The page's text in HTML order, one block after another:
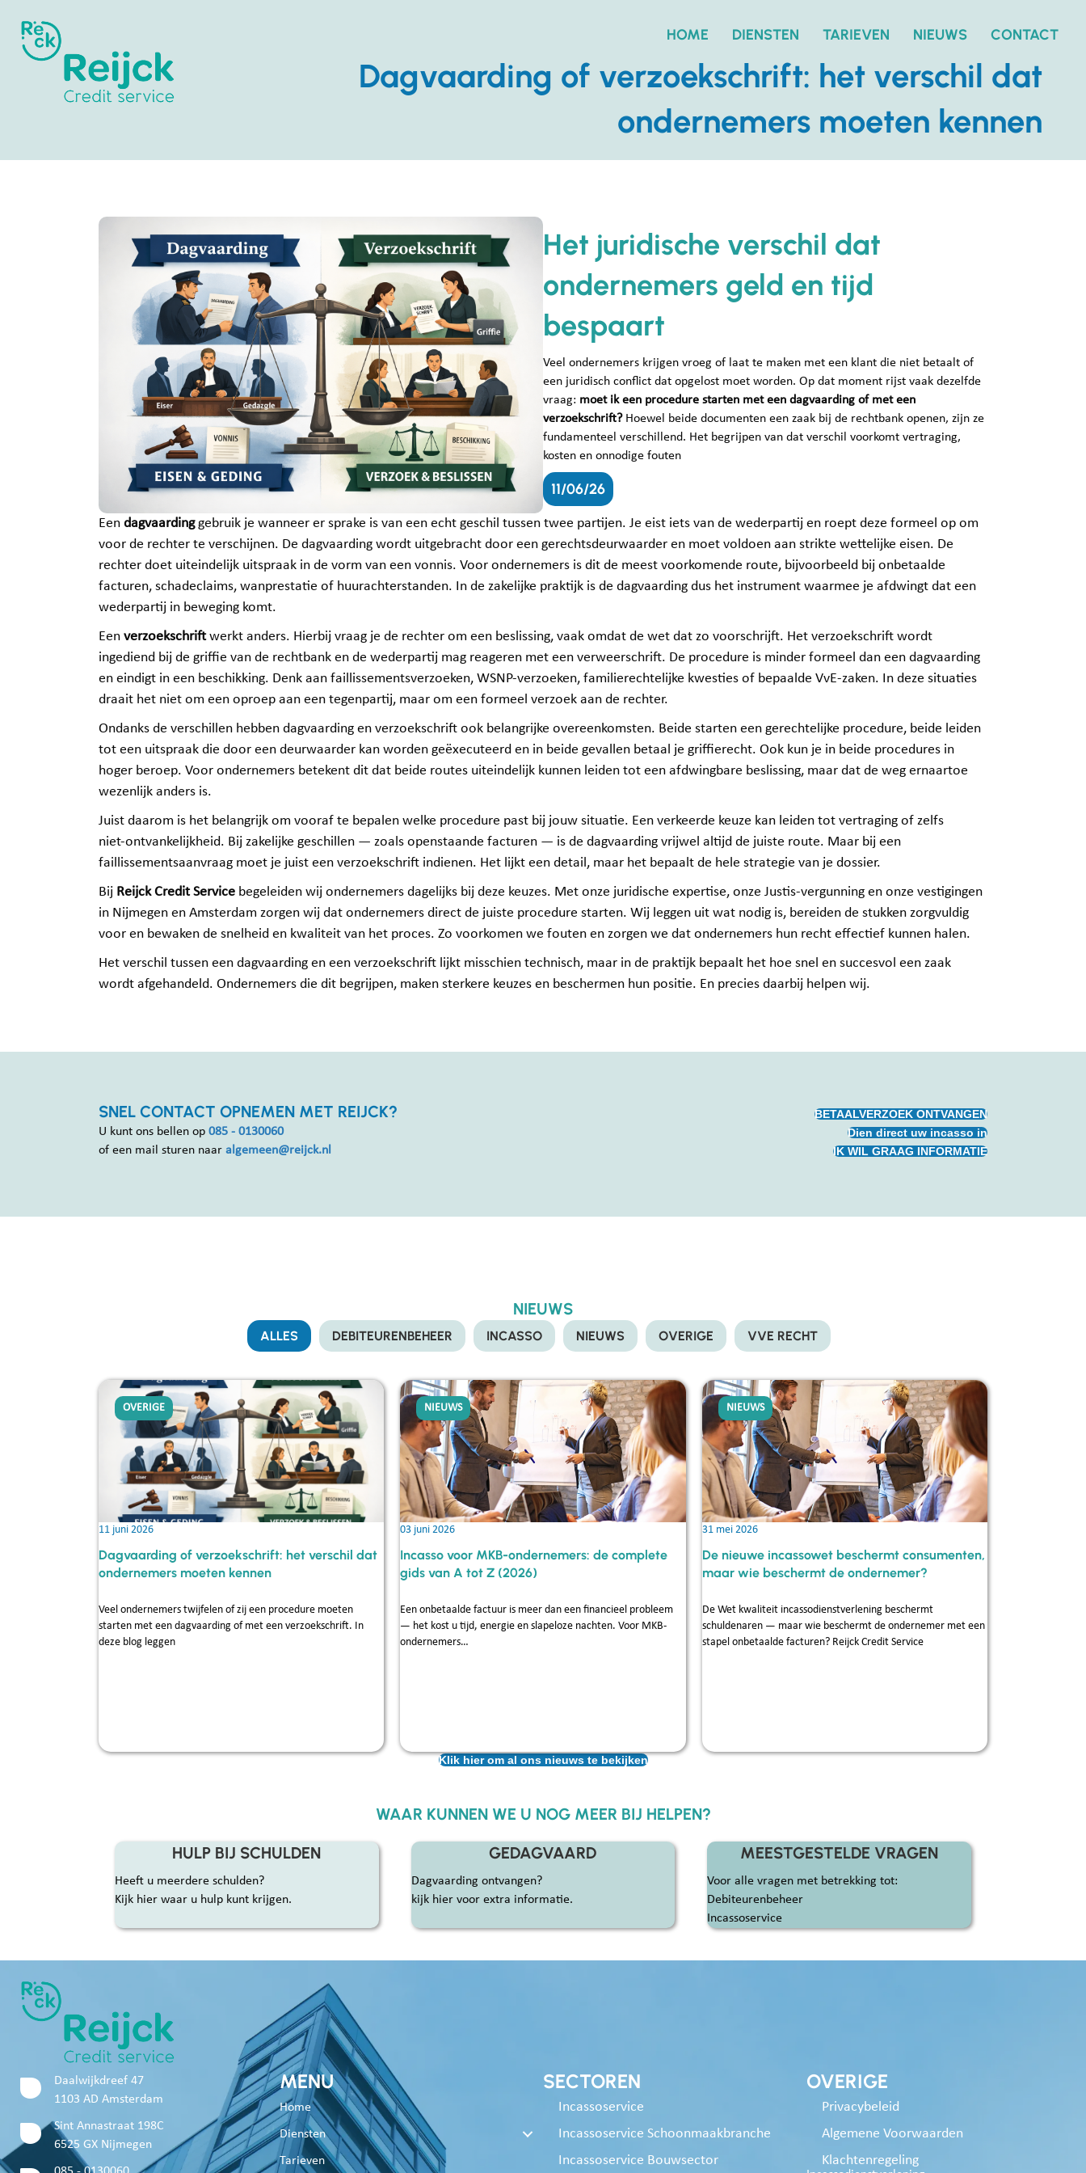
HOME DIENSTEN TARIEVEN NIEUWS CONTACT
Dagvaarding of verzoekschrift: het verschil dat
ondernemers moeten kennen
Het juridische verschil dat
ondernemers geld en tijd
bespaart
Veel ondernemers krijgen vroeg of laat te maken met een klant die niet betaalt of
een juridisch conflict dat opgelost moet worden. Op dat moment rijst vaak dezelfde
vraag: moet ik een procedure starten met een dagvaarding of met een
verzoekschrift?Hoewel beide documenten een zaak bij de rechtbank openen, zijn ze
fundamenteel verschillend. Het begrijpen van dat verschil voorkomt vertraging,
kosten en onnodige fouten
11/06/26
Een dagvaardinggebruik je wanneer er sprake is van een echt geschil tussen twee partijen. Je eist iets van de wederpartij en roept deze formeel op om
voor de rechter te verschijnen. De dagvaarding wordt uitgebracht door een gerechtsdeurwaarder en moet voldoen aan strikte wettelijke eisen. De
rechter doet uiteindelijk uitspraak in de vorm van een vonnis. Voor ondernemers is dit de meest voorkomende route, bijvoorbeeld bij onbetaalde
facturen, schadeclaims, wanprestatie of huurachterstanden. In de zakelijke praktijk is de dagvaarding dus het instrument waarmee je afdwingt dat een
wederpartij in beweging komt.
Een verzoekschriftwerkt anders. Hierbij vraag je de rechter om een beslissing, vaak omdat de wet dat zo voorschrijft. Het verzoekschrift wordt
ingediend bij de griffie van de rechtbank en de wederpartij mag reageren met een verweerschrift. De procedure is minder formeel dan een dagvaarding
en eindigt in een beschikking. Denk aan faillissementsverzoeken, WSNP‑verzoeken, familierechtelijke kwesties of bepaalde VvE‑zaken. In deze situaties
draait het niet om een oproep aan een tegenpartij, maar om een formeel verzoek aan de rechter.
Ondanks de verschillen hebben dagvaarding en verzoekschrift ook belangrijke overeenkomsten. Beide starten een gerechtelijke procedure, beide leiden
tot een uitspraak die door een deurwaarder kan worden geëxecuteerd en in beide gevallen betaal je griffierecht. Ook kun je in beide procedures in
hoger beroep. Voor ondernemers betekent dit dat beide routes uiteindelijk kunnen leiden tot een afdwingbare beslissing, maar dat de weg ernaartoe
wezenlijk anders is.
Juist daarom is het belangrijk om vooraf te bepalen welke procedure past bij jouw situatie. Een verkeerde keuze kan leiden tot vertraging of zelfs
niet‑ontvankelijkheid. Bij zakelijke geschillen — zoals openstaande facturen — is de dagvaarding vrijwel altijd de juiste route. Maar bij een
faillissementsaanvraag moet je juist een verzoekschrift indienen. Het lijkt een detail, maar het bepaalt de hele strategie van je dossier.
Bij Reijck Credit Service begeleiden wij ondernemers dagelijks bij deze keuzes. Met onze juridische expertise, onze Justis‑vergunning en onze vestigingen
in Nijmegen en Amsterdam zorgen wij dat ondernemers direct de juiste procedure starten. Wij leggen uit wat nodig is, bereiden de stukken zorgvuldig
voor en bewaken de snelheid en kwaliteit van het proces. Zo voorkomen we fouten en zorgen we dat ondernemers hun recht effectief kunnen halen.
Het verschil tussen een dagvaarding en een verzoekschrift lijkt misschien technisch, maar in de praktijk bepaalt het hoe snel en succesvol een zaak
wordt afgehandeld. Ondernemers die dit begrijpen, maken sterkere keuzes en beschermen hun positie. En precies daarbij helpen wij.
SNEL CONTACT OPNEMEN MET REIJCK?
U kunt ons bellen op 085 - 0130060
of een mail sturen naar algemeen@reijck.nl
BETAALVERZOEK ONTVANGEN
Dien direct uw incasso in
IK WIL GRAAG INFORMATIE
NIEUWS
ALLES DEBITEURENBEHEER INCASSO NIEUWS OVERIGE VVE RECHT
OVERIGE
11 juni 2026
Dagvaarding of verzoekschrift: het verschil dat
ondernemers moeten kennen
Veel ondernemers twijfelen of zij een procedure moeten
starten met een dagvaarding of met een verzoekschrift. In
deze blog leggen
NIEUWS
03 juni 2026
Incasso voor MKB-ondernemers: de complete
gids van A tot Z (2026)
Een onbetaalde factuur is meer dan een financieel probleem
— het kost u tijd, energie en slapeloze nachten. Voor MKB-
ondernemers…
NIEUWS
31 mei 2026
De nieuwe incassowet beschermt consumenten,
maar wie beschermt de ondernemer?
De Wet kwaliteit incassodienstverlening beschermt
schuldenaren — maar wie beschermt de ondernemer met een
stapel onbetaalde facturen? Reijck Credit Service
Klik hier om al ons nieuws te bekijken
WAAR KUNNEN WE U NOG MEER BIJ HELPEN?
HULP BIJ SCHULDEN
Heeft u meerdere schulden?
Kijk hier waar u hulp kunt krijgen.
GEDAGVAARD
Dagvaarding ontvangen?
kijk hier voor extra informatie.
MEESTGESTELDE VRAGEN
Voor alle vragen met betrekking tot:
Debiteurenbeheer
Incassoservice
Daalwijkdreef 47
1103 AD Amsterdam
Sint Annastraat 198C
6525 GX Nijmegen
MENU
Home
Diensten
Tarieven
SECTOREN
Incassoservice
Incassoservice Schoonmaakbranche
Incassoservice Bouwsector
OVERIGE
Privacybeleid
Algemene Voorwaarden
Klachtenregeling